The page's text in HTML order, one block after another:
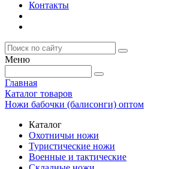
Контакты
Меню
Главная
Каталог товаров
Ножи бабочки (балисонги) оптом
Каталог
Охотничьи ножи
Туристические ножи
Военные и тактические